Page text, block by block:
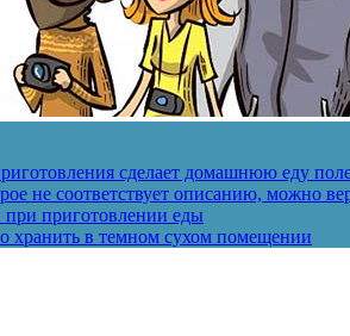
сделает домашнюю еду
не соответствует описанию, можно
приготовлении еды
хранить в темном сухом помещении